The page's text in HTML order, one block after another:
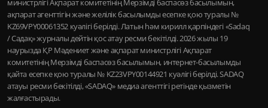
министрлігі Ақпарат комитетінің Мерзімді баспасөз басылымын,
ақпарат агенттігін және желілік басылымды есепке қою туралы №
KZ69VPY00061352 куәлігі берілді. Латын һәм кирилл қарпіндегі «Sadaq
/ Садақ» журналы дейтін қос атау ресми бекітілді. 2026 жылы 19
наурызда ҚР Мәдениет және ақпарат министрлігі Ақпарат
комитетінің Мерзімді баспасөз басылымын, интернет-басылымды
қайта есепке қою туралы № KZ23VPY00144921 куәлігі берілді. SADAQ
атауы ресми бекітілді, «SADAQ» медиа агенттігі ретінде қызметін
жалғастырады.